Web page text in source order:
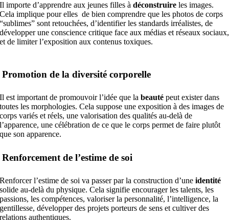
Il importe d’apprendre aux jeunes filles àdéconstruire les images.
Cela implique pour elles de bien comprendre que les photos de corps
“sublimes” sont retouchées, d’identifier les standards irréalistes, de
développer une conscience critique face aux médias et réseaux sociaux,
et de limiter l’exposition aux contenus toxiques.
Promotion de la diversité corporelle
Il est important de promouvoir l’idée que labeauté peut exister dans
toutes les morphologies. Cela suppose une exposition à des images de
corps variés et réels, une valorisation des qualités au-delà de
l’apparence, une célébration de ce que le corps permet de faire plutôt
que son apparence.
Renforcement de l’estime de soi
Renforcer l’estime de soi va passer par la construction d’uneidentité
solide au-delà du physique. Cela signifie encourager les talents, les
passions, les compétences, valoriser la personnalité, l’intelligence, la
gentillesse, développer des projets porteurs de sens et cultiver des
relations authentiques.